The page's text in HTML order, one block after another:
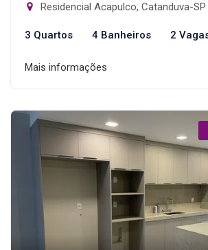
Residencial Acapulco, Catanduva-SP
3 Quartos 4 Banheiros 2
Mais informações